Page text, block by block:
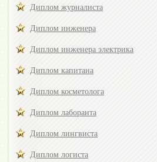
Диплом журналиста
Диплом инженера
Диплом инженера электрика
Диплом капитана
Диплом косметолога
Диплом лаборанта
Диплом лингвиста
Диплом логиста